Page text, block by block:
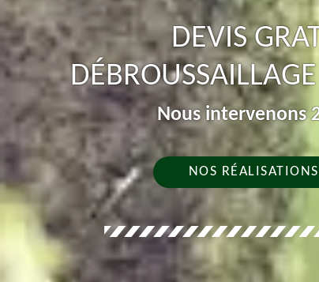
DEVIS
Nous intervenons
NOS RÉALISATIONS